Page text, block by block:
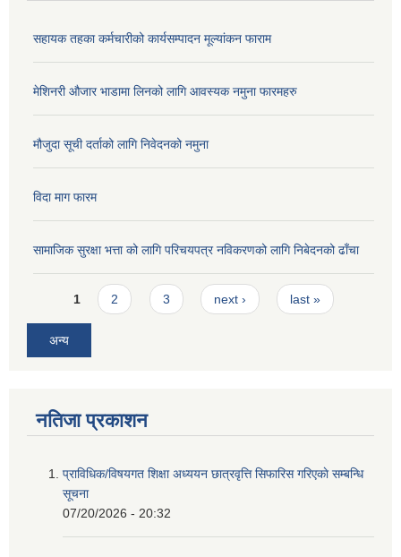
सहायक तहका कर्मचारीको कार्यसम्पादन मूल्यांकन फाराम
मेशिनरी औजार भाडामा लिनको लागि आवस्यक नमुना फारमहरु
मौजुदा सूची दर्ताको लागि निवेदनको नमुना
विदा माग फारम
सामाजिक सुरक्षा भत्ता को लागि परिचयपत्र नविकरणको लागि निबेदनको ढाँचा
Pages
1 2 3 next › last »
अन्य
नतिजा प्रकाशन
प्राविधिक/विषयगत शिक्षा अध्ययन छात्रवृत्ति सिफारिस गरिएकाे सम्बन्धि
सूचना
07/20/2026 - 20:32